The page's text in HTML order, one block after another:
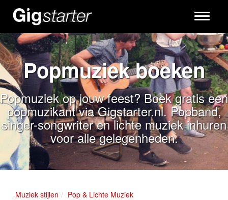
Toggle
Popmuziek boeken
Popmuziek op jouw feest? Boek gratis een
popmuzikant via Gigstarter.nl. Popband,
singer-songwriter en lichte muziek inhuren
voor alle gelegenheden.
Muziek stijlen Pop & Lichte Muziek